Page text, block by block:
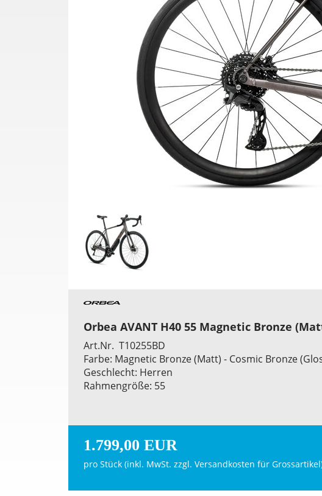
Orbea AVANT H40 55 Magnetic Bronze
Art.Nr. T10255BD
Farbe: Magnetic Bronze (Matt) - Cosmic Bronze
Geschlecht: Herren
Rahmengröße: 55
1.799,00 EUR
pro Stück (inkl. MwSt. zzgl. Versandkosten für Grossartikel